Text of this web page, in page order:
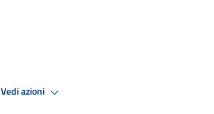
Vedi azioni